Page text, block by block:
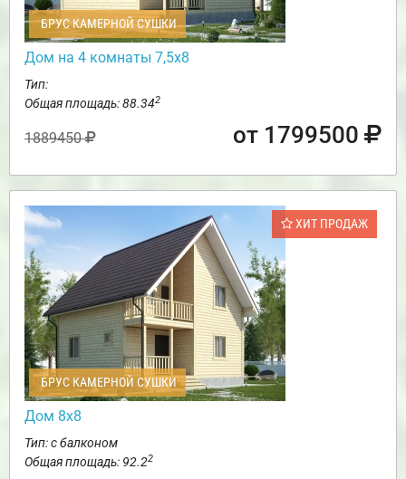
БРУС КАМЕРНОЙ СУШКИ
Дом на 4 комнаты 7,5х8
Тип:
Общая площадь: 88.342
1889450 от 1799500
ХИТ ПРОДАЖ
БРУС КАМЕРНОЙ СУШКИ
Дом 8х8
Тип: с балконом
Общая площадь: 92.22